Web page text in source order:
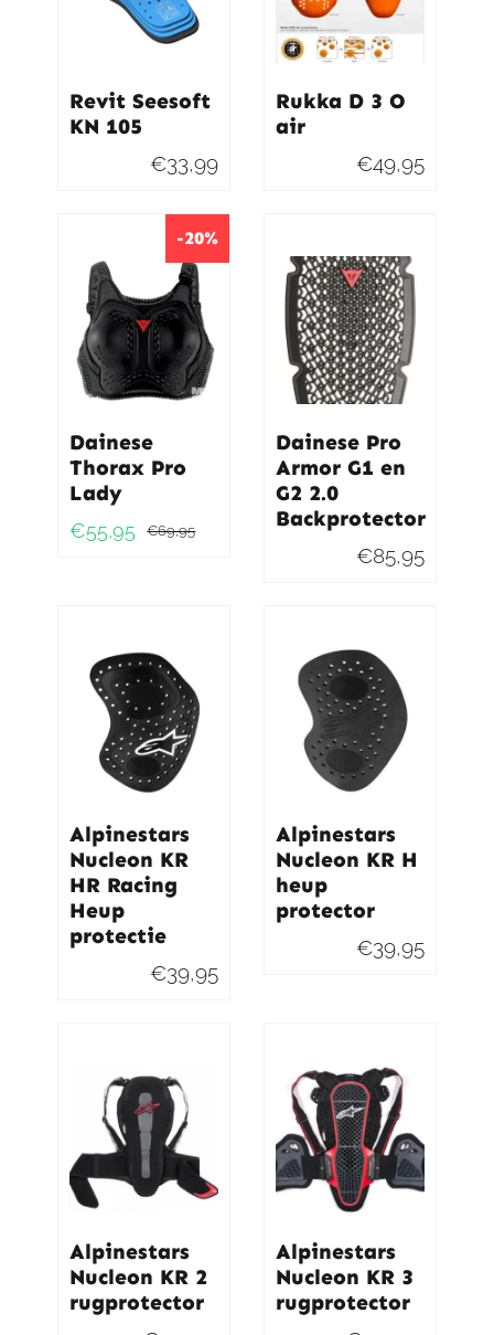
Revit Seesoft
KN 105
€33,99
Rukka D 3 O
air
€49,95
-20%
Dainese
Thorax Pro
Lady
€69,95
Oorspronkelijke
€55,95
Dainese Pro
Armor G1 en
G2 2.0
Backprotector
€85,95
Alpinestars
Nucleon KR
HR Racing
Heup
protectie
€39,95
Alpinestars
Nucleon KR H
heup
protector
€39,95
Alpinestars
Nucleon KR 2
rugprotector
Alpinestars
Nucleon KR 3
rugprotector